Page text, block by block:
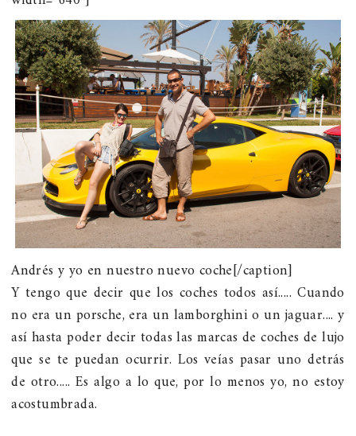
Andrés y yo en nuestro nuevo coche[/caption]
Y tengo que decir que los coches todos así..... Cuando
no era un porsche, era un lamborghini o un jaguar.... y
así hasta poder decir todas las marcas de coches de lujo
que se te puedan ocurrir. Los veías pasar uno detrás
de otro..... Es algo a lo que, por lo menos yo, no estoy
acostumbrada.